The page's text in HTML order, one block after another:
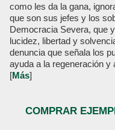
como les da la gana,
que son sus jefes y los
Democracia Severa, que
lucidez, libertad y
denuncia que señala los
ayuda a la regeneración y
[Más]
COMPRAR